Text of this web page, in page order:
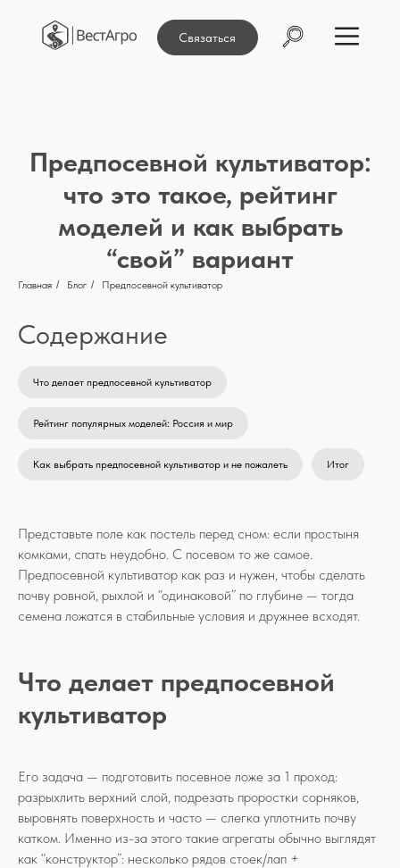
Связаться
Предпосевной культиватор:
что это такое, рейтинг
моделей и как выбрать
“свой” вариант
Главная / Блог / Предпосевной культиватор
Содержание
Что делает предпосевной культиватор
Рейтинг популярных моделей: Россия и мир
Как выбрать предпосевной культиватор и не пожалеть Итог
Представьте поле как постель перед сном: если простыня
комками, спать неудобно. С посевом то же самое.
Предпосевной культиватор как раз и нужен, чтобы сделать
почву ровной, рыхлой и “одинаковой” по глубине — тогда
семена ложатся в стабильные условия и дружнее всходят.
Что делает предпосевной
культиватор
Его задача — подготовить посевное ложе за 1 проход:
разрыхлить верхний слой, подрезать проростки сорняков,
выровнять поверхность и часто — слегка уплотнить почву
катком. Именно из-за этого такие агрегаты обычно выглядят
как “конструктор”: несколько рядов стоек/лап +